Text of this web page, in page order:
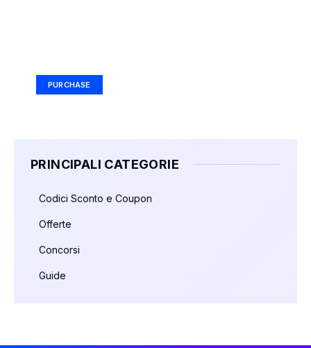
PURCHASE
PRINCIPALI CATEGORIE
Codici Sconto e Coupon
Offerte
Concorsi
Guide